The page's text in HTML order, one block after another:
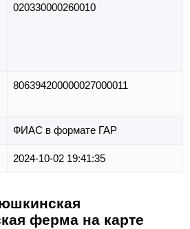
020330000260010
806394200000027000011
ФИАС в формате ГАР
2024-10-02 19:41:35
ферма на карте